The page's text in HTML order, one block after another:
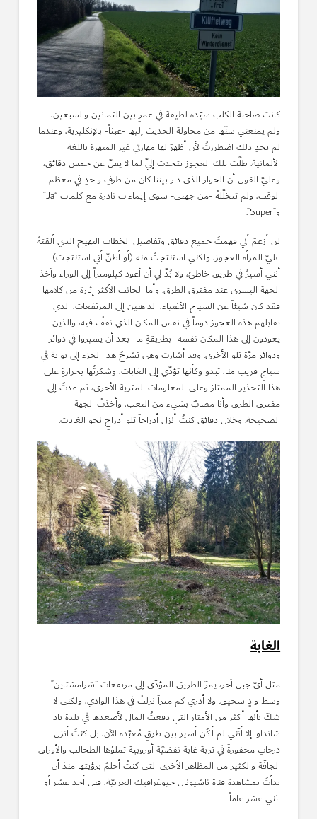
كانت صاحبة الكلب سيّدة لطيفة في عمرٍ بين الثمانين والسبعين،
ولم يمنعني سنّها من محاولة الحديث إليها -عبثاً- بالإنكليزية، وعندما
لم يجدِ ذلك اضطررتُ لأن أظهرَ لها مهارتي غير المبهرة باللغة
الألمانية. ظلَّت تلك العجوز تتحدث إليَّ لما لا يقلّ عن خمس دقائق،
وعليَّ القول أن الحوار الذي دار بيننا كان من طرفٍ واحدٍ في معظم
الوقت، ولم تتخلَّلهُ -من جهتي- سوى إيماءات نادرة مع كلمات “Ja”
و”Super”.
لن أزعمَ أني فهمتُ جميع دقائق وتفاصيل الخطاب البهيج الذي ألقتهُ
عليّ المرأة العجوز، ولكني استنتجتُ منه (أو أظنّ أني استنتجت)
أنني أسيرُ في طريق خاطئ، ولا بُدَّ لي أن أعود كيلومتراً إلى الوراء وآخذ
الجهة اليسرى عند مفترق الطرق. وأما الجانب الأكثر إثارة من كلامها
فقد كان شيئاً عن السياح الأغبياء، الذاهبين إلى المرتفعات، الذي
تقابلهم هذه العجوز دوماً في نفس المكان الذي نقفُ فيه، والذين
يعودون إلى هذا المكان نفسه -بطريقةٍ ما- بعد أن يسيروا في دوائر
ودوائر مرَّة تلو الأخرى. وقد أشارت وهي تشرحُ هذا الجزء إلى بوابة في
سياجٍ قريب منا، تبدو وكأنها تؤدّي إلى الغابات، وشكرتُها بحرارةٍ على
هذا التحذير الممتاز وعلى المعلومات المثرية الأخرى، ثم عدتُ إلى
مفترق الطرق وأنا مصابٌ بشيء من التعب، وأخذتُ الجهة
الصحيحة. وخلال دقائق كنتُ أنزل أدراجاً تلو أدراجٍ نحو الغابات.
الغابة
مثل أيّ جبل آخر، يمرّ الطريق المؤدّي إلى مرتفعات “شرامشتاين”
وسط وادٍ سحيق. ولا أدري كم متراً نزلتُ في هذا الوادي، ولكني لا
شكّ بأنها أكثر من الأمتار التي دفعتُ المال لأصعدها في بلدة باد
شانداو. إلا أنّني لم أكُن أسير بين طرقٍ مُعبَّدة الآن، بل كنتُ أنزل
درجاتٍ محفورةً في تربة غابة نفضيَّة أوروبية تملؤها الطحالب والأوراق
الجافّة والكثير من المظاهر الأخرى التي كنتُ أحلمُ برؤيتها منذ أن
بدأتُ بمشاهدة قناة ناشيونال جيوغرافيك العربيَّة، قبل أحد عشر أو
اثني عشر عاماً.